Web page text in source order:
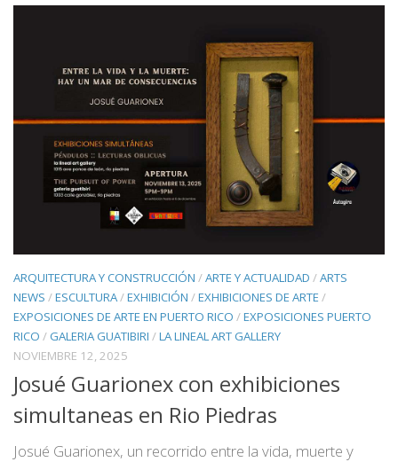
ARQUITECTURA Y CONSTRUCCIÓN /ARTE Y ACTUALIDAD /ARTS
NEWS /ESCULTURA/EXHIBICIÓN /EXHIBICIONES DE ARTE /
EXPOSICIONES DE ARTE EN PUERTO RICO /EXPOSICIONES PUERTO
RICO / GALERIA GUATIBIRI /LA LINEAL ART GALLERY
NOVIEMBRE 12, 2025
Josué Guarionex con exhibiciones
simultaneas en Rio Piedras
Josué Guarionex, un recorrido entre la vida, muerte y